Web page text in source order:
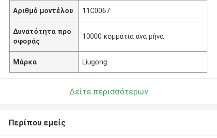
Αριθμό μοντέλου 11C0067
Δυνατότητα προ
σφοράς
10000 κομμάτια ανά μήνα
Μάρκα Liugong
Δείτε περισσότερων
Περίπου εμείς